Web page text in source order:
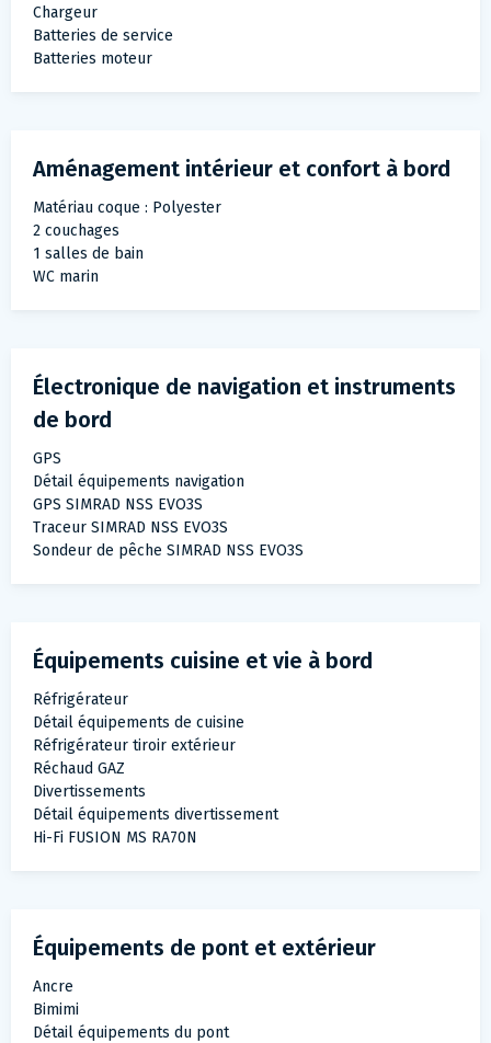
Chargeur
Batteries de service
Batteries moteur
Aménagement intérieur et confort à bord
Matériau coque : Polyester
2 couchages
1 salles de bain
WC marin
Électronique de navigation et instruments
de bord
GPS
Détail équipements navigation
GPS SIMRAD NSS EVO3S
Traceur SIMRAD NSS EVO3S
Sondeur de pêche SIMRAD NSS EVO3S
Équipements cuisine et vie à bord
Réfrigérateur
Détail équipements de cuisine
Réfrigérateur tiroir extérieur
Réchaud GAZ
Divertissements
Détail équipements divertissement
Hi-Fi FUSION MS RA70N
Équipements de pont et extérieur
Ancre
Bimimi
Détail équipements du pont